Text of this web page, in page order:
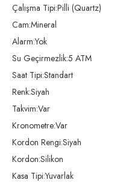
Çalışma Tipi:Pilli (Quartz)
Cam:Mineral
Alarm:Yok
Su Geçirmezlik:5 ATM
Saat Tipi:Standart
Renk:Siyah
Takvim:Var
Kronometre:Var
Kordon Rengi:Siyah
Kordon:Silikon
Kasa Tipi:Yuvarlak